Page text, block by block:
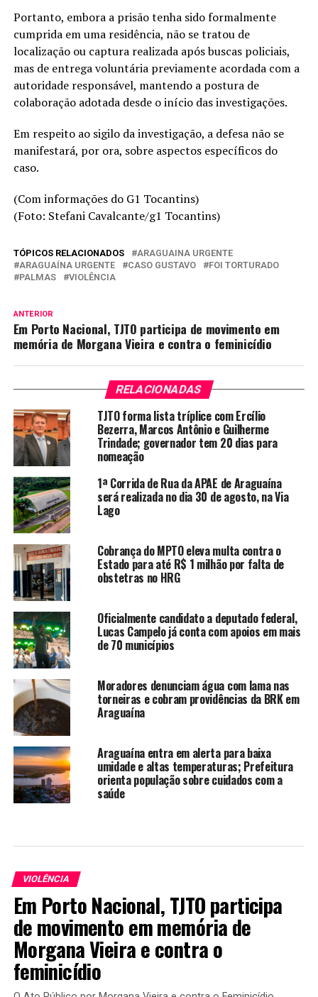
Portanto, embora a prisão tenha sido formalmente
cumprida em uma residência, não se tratou de
localização ou captura realizada após buscas policiais,
mas de entrega voluntária previamente acordada com a
autoridade responsável, mantendo a postura de
colaboração adotada desde o início das investigações.
Em respeito ao sigilo da investigação, a defesa não se
manifestará, por ora, sobre aspectos específicos do
caso.
(Com informações do G1 Tocantins)
(Foto: Stefani Cavalcante/g1 Tocantins)
TÓPICOS RELACIONADOS
ARAGUAINA URGENTE
ARAGUAÍNA URGENTE
CASO GUSTAVO
FOI TORTURADO
PALMAS
VIOLÊNCIA
ANTERIOR
Em Porto Nacional, TJTO participa de movimento em
memória de Morgana Vieira e contra o feminicídio
RELACIONADAS
TJTO forma lista tríplice com Ercílio
Bezerra, Marcos Antônio e Guilherme
Trindade; governador tem 20 dias para
nomeação
1ª Corrida de Rua da APAE de Araguaína
será realizada no dia 30 de agosto, na Via
Lago
Cobrança do MPTO eleva multa contra o
Estado para até R$ 1 milhão por falta de
obstetras no HRG
Oficialmente candidato a deputado federal,
Lucas Campelo já conta com apoios em mais
de 70 municípios
Moradores denunciam água com lama nas
torneiras e cobram providências da BRK em
Araguaína
Araguaína entra em alerta para baixa
umidade e altas temperaturas; Prefeitura
orienta população sobre cuidados com a
saúde
VIOLÊNCIA
Em Porto Nacional, TJTO participa
de movimento em memória de
Morgana Vieira e contra o
feminicídio